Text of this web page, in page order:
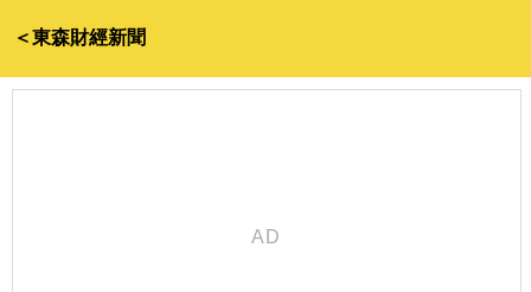
＜東森財經新聞